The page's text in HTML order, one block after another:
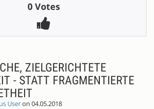
0 Votes
ZIELGERICHTETE
- STATT FRAGMENTIERTE
Useron 04.05.2018